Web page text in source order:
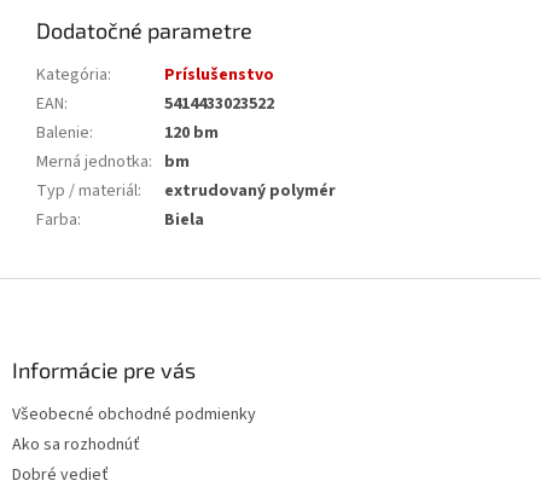
Dodatočné parametre
Kategória:
Príslušenstvo
EAN:
5414433023522
Balenie:
120 bm
Merná jednotka: bm
Typ / materiál:
extrudovaný polymér
Farba: Biela
Informácie pre vás
Všeobecné obchodné podmienky
Ako sa rozhodnúť
Dobré vedieť